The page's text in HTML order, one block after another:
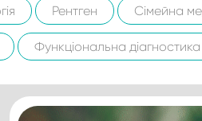
Рентген Сімейна
Функціональна діагностика